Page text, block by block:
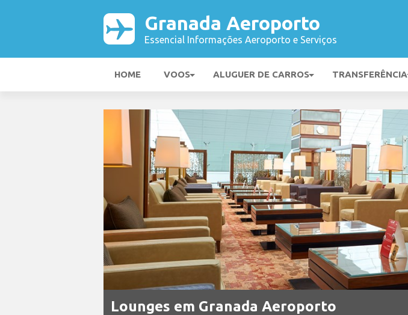
Granada Aeroporto
Essencial Informações Aeroporto e Serviços
HOME VOOS ALUGUER DE CARROS TRANSFERÊNCIA
Lounges em Granada Aeroporto